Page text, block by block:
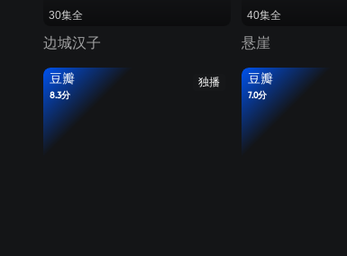
30集全
边城汉子
40集全
悬崖
独播
豆瓣
8.3分
豆瓣
7.0分